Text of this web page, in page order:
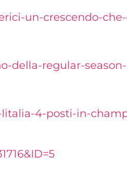
un-crescendo-
della-regular-
litalia-4-posti-in-